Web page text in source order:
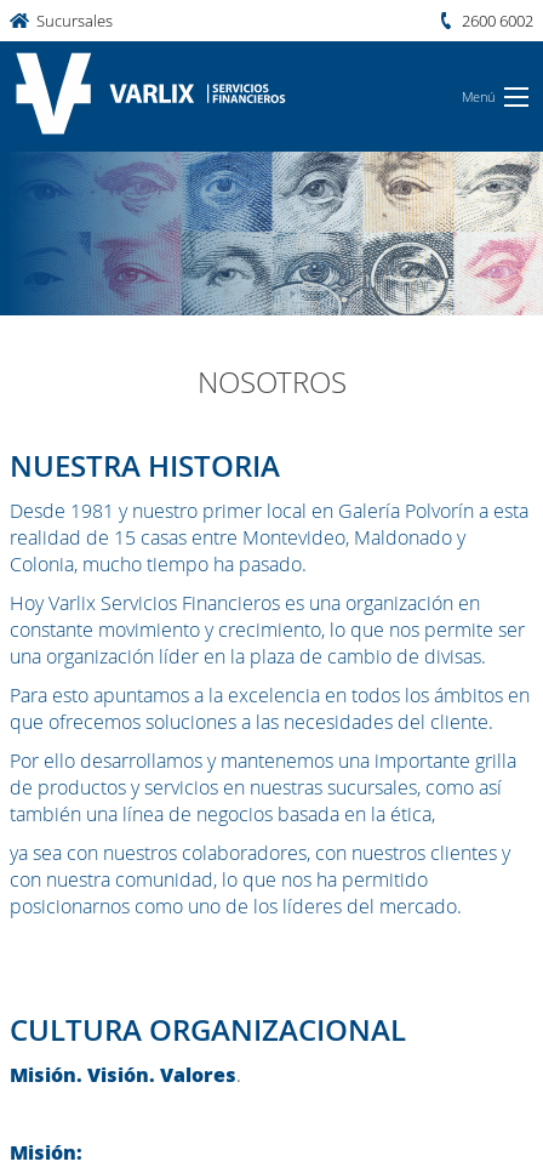
Sucursales 2600 6002
Menú
NOSOTROS
NUESTRA HISTORIA
Desde 1981 y nuestro primer local en Galería Polvorín a esta
realidad de 15 casas entre Montevideo, Maldonado y
Colonia, mucho tiempo ha pasado.
Hoy Varlix Servicios Financieros es una organización en
constante movimiento y crecimiento, lo que nos permite ser
una organización líder en la plaza de cambio de divisas.
Para esto apuntamos a la excelencia en todos los ámbitos en
que ofrecemos soluciones a las necesidades del cliente.
Por ello desarrollamos y mantenemos una importante grilla
de productos y servicios en nuestras sucursales, como así
también una línea de negocios basada en la ética,
ya sea con nuestros colaboradores, con nuestros clientes y
con nuestra comunidad, lo que nos ha permitido
posicionarnos como uno de los líderes del mercado.
CULTURA ORGANIZACIONAL
Misión. Visión. Valores.
Misión: